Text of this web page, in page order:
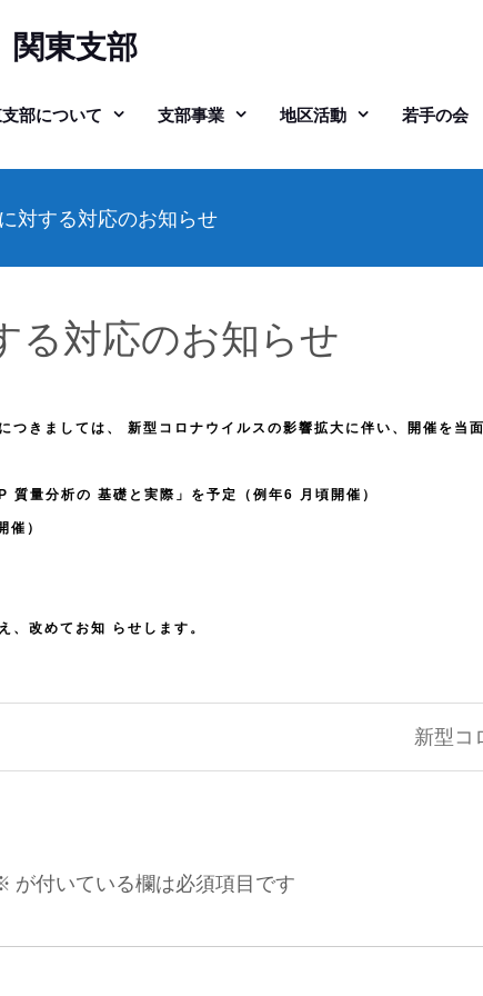
東支部
部について 支部事業 地区活動 若手の会
対する対応のお知らせ
る対応のお知らせ
きましては、 新型コロナウイルスの影響拡大に伴い、開催を当
量分析の 基礎と実際」を予定（例年6 月頃開催）
催）
、改めてお知 らせします。
新型コ
が付いている欄は必須項目です